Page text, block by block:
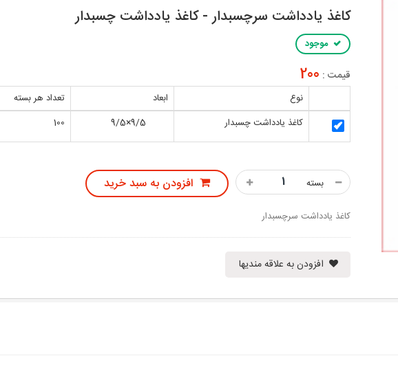
کاغذ یادداشت سرچسبدار - کاغذ یادداشت چسبدار
موجود
قیمت : 200
نوع ابعاد تعداد هر بسته
کاغذ یادداشت چسبدار
9/5×9/5
100
بسته افزودن به سبد خرید
کاغذ یادداشت سرچسبدار
افزودن به علاقه مندیها